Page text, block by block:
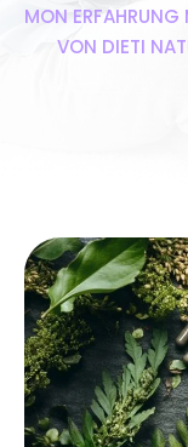
MON ERFAHRUNG
VON DIETI